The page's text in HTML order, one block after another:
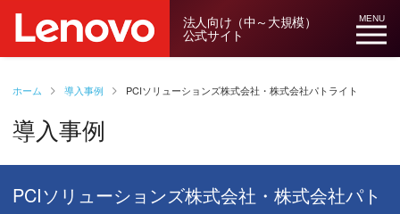
法人向け（中～大規模）
公式サイト
MENU
ホーム 導入事例 PCIソリューションズ株式会社・株式会社パトライト
導入事例
PCIソリューションズ株式会社・株式会社パト